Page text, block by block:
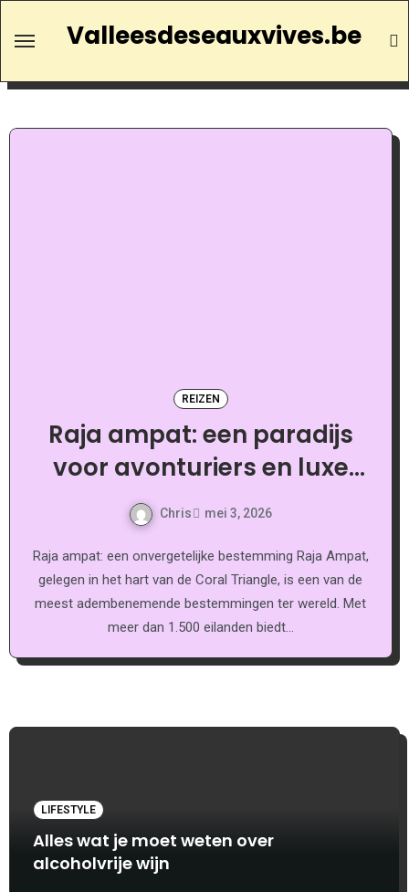
Valleesdeseauxvives.be
REIZEN
Raja ampat: een paradijs
voor avonturiers en luxe
liefhebbers
Chris mei 3, 2026
Raja ampat: een onvergetelijke bestemming Raja Ampat,
gelegen in het hart van de Coral Triangle, is een van de
meest adembenemende bestemmingen ter wereld. Met
meer dan 1.500 eilanden biedt…
LIFESTYLE
Alles wat je moet weten over
alcoholvrije wijn